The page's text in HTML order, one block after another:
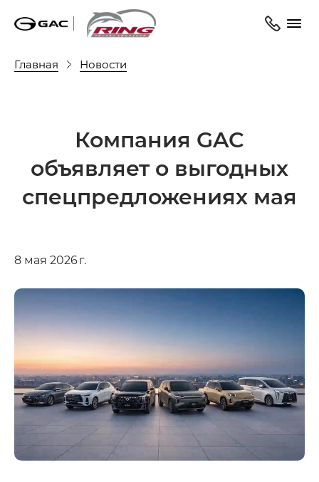
Главная Новости
Компания GAC
объявляет о выгодных
спецпредложениях мая
8 мая 2026 г.